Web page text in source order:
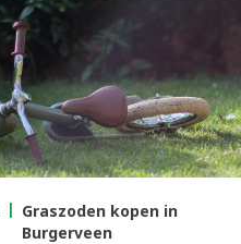
Graszoden kopen in
Burgerveen